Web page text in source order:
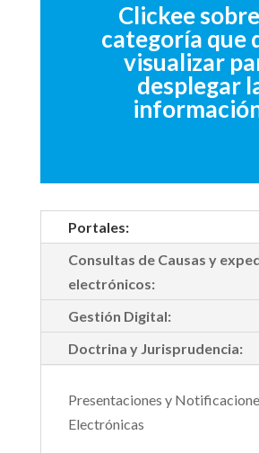
Clickee
categoría que
visualizar
desplegar
Portales:
Consultas de Causas y
electrónicos:
Gestión Digital:
Doctrina y Jurisprudencia:
Presentaciones y
Electrónicas